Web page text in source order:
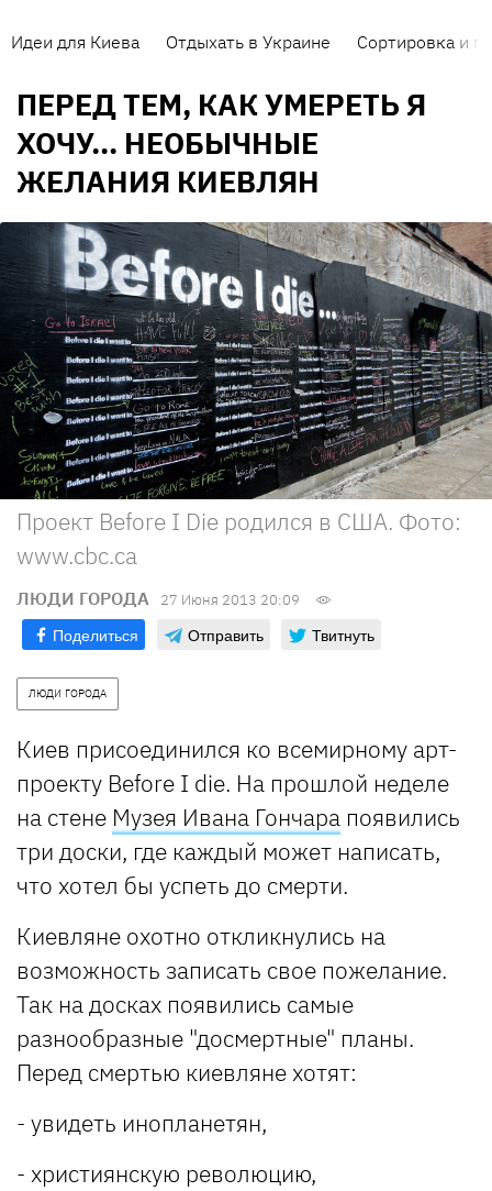
Идеи для Киева Отдыхать в Украине Сортировка и
ПЕРЕД ТЕМ, КАК УМЕРЕТЬ Я
ХОЧУ... НЕОБЫЧНЫЕ
ЖЕЛАНИЯ КИЕВЛЯН
Проект Before I Die родился в США. Фото:
www.cbc.ca
ЛЮДИ ГОРОДА 27 Июня 2013 20:09
Поделиться Отправить Твитнуть
ЛЮДИ ГОРОДА
Киев присоединился ко всемирному арт-
проекту Before I die. На прошлой неделе
на стене Музея Ивана Гончара появились
три доски, где каждый может написать,
что хотел бы успеть до смерти.
Киевляне охотно откликнулись на
возможность записать свое пожелание.
Так на досках появились самые
разнообразные "досмертные" планы.
Перед смертью киевляне хотят:
- увидеть инопланетян,
- християнскую революцию,